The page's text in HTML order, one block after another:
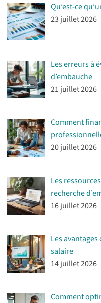
Qu’est-ce
23 juillet 2026
Les erreurs à
d’embauche
21 juillet 2026
Comment
20 juillet 2026
Les
recherche
16 juillet 2026
Les
salaire
14 juillet 2026
Comment